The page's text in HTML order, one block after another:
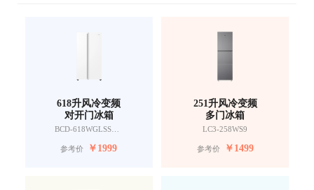
618升风冷变频
对开门冰箱
BCD-618WGLSSEDW9
参考价 ￥1999
251升风冷变频
多门冰箱
LC3-258WS9
参考价 ￥1499